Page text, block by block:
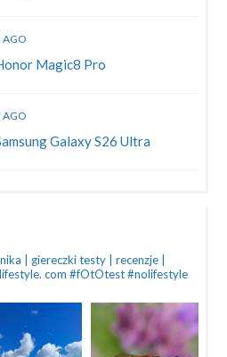
AGO
Magic8 Pro
AGO
Galaxy S26 Ultra
| giereczkitesty | recenzje |
com #fOtOtest #nolifestyle